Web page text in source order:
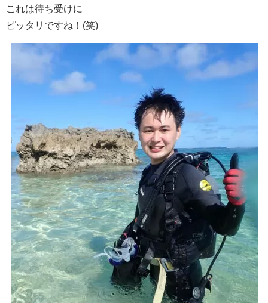
これは待ち受けに
ピッタリですね！(笑)